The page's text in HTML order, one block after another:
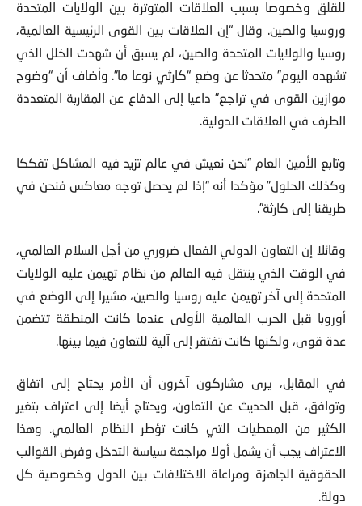
وروسيا والصين. وقال “إن العلاقات بين القوى الرئيسية العالمية،
روسيا والولايات المتحدة والصين، لم يسبق أن شهدت الخلل الذي
تشهده اليوم” متحدثا عن وضع “كارثي نوعا ما”. وأضاف أن “وضوح
موازين القوى في تراجع” داعيا إلى الدفاع عن المقاربة المتعددة
الطرف في العلاقات الدولية.
وكذلك الحلول” مؤكدا أنه “إذا لم يحصل توجه معاكس فنحن في
طريقنا إلى كارثة”.
في الوقت الذي ينتقل فيه العالم من نظام تهيمن عليه الولايات
المتحدة إلى آخر تهيمن عليه روسيا والصين، مشيرا إلى الوضع في
أوروبا قبل الحرب العالمية الأولى عندما كانت المنطقة تتضمن
عدة قوى، ولكنها كانت تفتقر إلى آلية للتعاون فيما بينها.
وتوافق، قبل الحديث عن التعاون، ويحتاج أيضا إلى اعتراف بتغير
الكثير من المعطيات التي كانت تؤطر النظام العالمي. وهذا
الاعتراف يجب أن يشمل أولا مراجعة سياسة التدخل وفرض القوالب
الحقوقية الجاهزة ومراعاة الاختلافات بين الدول وخصوصية كل
دولة.